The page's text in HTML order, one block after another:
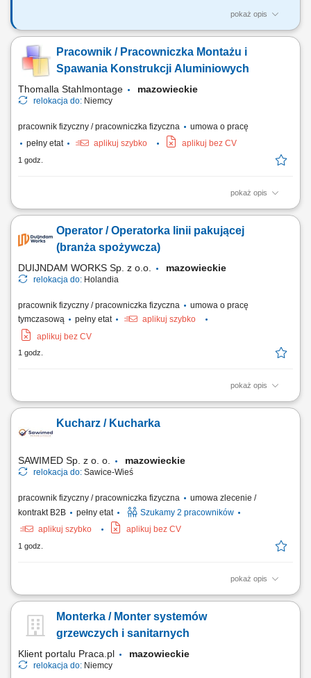
pokaż opis
wykonywanie konstrukcji oraz zabudowy pojazdów do transportu
schematów technicznych (duża powtarzalność) tasowanie, cięcie,
sczepianie, wykonywanie krótkich spawów metodą MIG 131 (puls),
wiercenie, skręcanie, drobne...
Pracownik / Pracowniczka Montażu i
Spawania Konstrukcji Aluminiowych
Thomalla Stahlmontage mazowieckie
relokacja do: Niemcy
pracownik fizyczny / pracowniczka fizyczna
umowa o pracę
pełny etat
aplikuj szybko aplikuj bez CV
1 godz.
pokaż opis
wykonywanie konstrukcji aluminiowych oraz zabudów pojazdów
technicznego, cięcie i dopasowywanie elementów, szczepianie oraz
spawanie MIG 131 (puls), montaż podzespołów poprzez wiercenie i
Operator / Operatorka linii pakującej
(branża spożywcza)
DUIJNDAM WORKS Sp. z o.o. mazowieckie
relokacja do: Holandia
pracownik fizyczny / pracowniczka fizyczna
umowa o pracę
tymczasową
pełny etat
aplikuj szybko
aplikuj bez CV
1 godz.
pokaż opis
Opis stanowiska Będziesz odpowiedzialny za kompleksowe
pakujących typu Flowpack oraz systemów Netting. Do Twoich
codziennych zadań należeć będzie sprawna wymiana materiałów
Kucharz / Kucharka
SAWIMED Sp. z o. o. mazowieckie
relokacja do: Sawice-Wieś
pracownik fizyczny / pracowniczka fizyczna
umowa zlecenie /
kontrakt B2B
pełny etat
Szukamy 2 pracowników
aplikuj szybko
aplikuj bez CV
1 godz.
pokaż opis
Zadania: Gotowanie smacznych i estetycznych dań według
(HACCP) Współpraca z resztą ekipy kuchennej;
Monterka / Monter systemów
grzewczych i sanitarnych
Klient portalu Praca.pl mazowieckie
relokacja do: Niemcy